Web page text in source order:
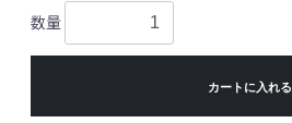
数量
カートに入れる